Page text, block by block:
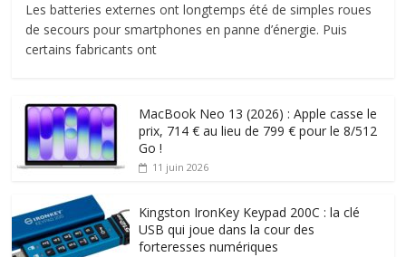
Les batteries externes ont longtemps été de simples roues
de secours pour smartphones en panne d’énergie. Puis
certains fabricants ont
MacBook Neo 13 (2026) : Apple casse le
prix, 714 € au lieu de 799 € pour le 8/512
Go !
11 juin 2026
Kingston IronKey Keypad 200C : la clé
USB qui joue dans la cour des
forteresses numériques